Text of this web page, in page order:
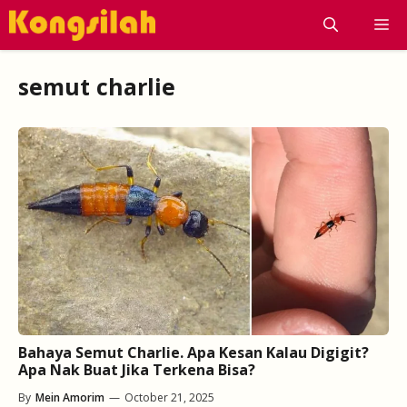
Skip
semut charlie
Bahaya Semut Charlie. Apa Kesan Kalau Digigit?
Apa Nak Buat Jika Terkena Bisa?
By Mein Amorim — October 21, 2025